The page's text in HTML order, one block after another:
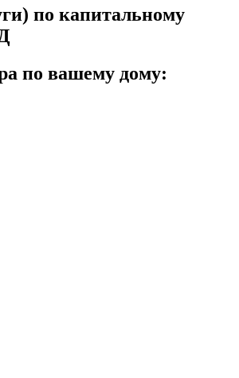
по капитальному
по вашему дому: